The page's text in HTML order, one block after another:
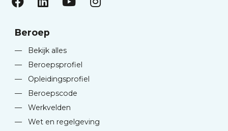
Beroep
—
Bekijk alles
—
Beroepsprofiel
—
Opleidingsprofiel
—
Beroepscode
—
Werkvelden
—
Wet en regelgeving